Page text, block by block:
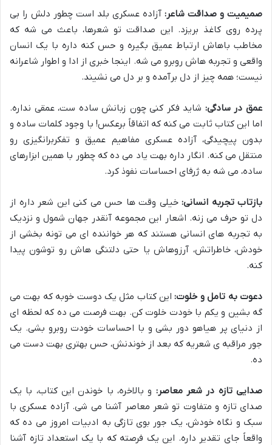
صمیمیت و صداقت شاعر: آزاده عسکری بلد است چطور دلش را بی
پرده روی کاغذ بریزد. این صداقت تو شعرها، باعث می شه که
مخاطب باهاش ارتباط عمیق بگیره و حس کنه داره با یک انسان
واقعی و تجربه هاش روبرو می شه. اینجا خبری از ادا و اطوار شاعرانه
نیست؛ همه چیز از دل برآمده و بر دل می نشیند.
عمق در سادگی: شاید فکر کنی چون زبانش ساده ست، عمقی نداره.
اما این کتاب ثابت می کنه که اتفاقاً برعکس! با وجود کلمات ساده و
بدون پیچیدگی، آزاده عسکری مفاهیم عمیق و تفکربرانگیزی رو
منتقل می کنه. انگار داره بهت یاد می ده که چطور با همین ابزارهای
ساده، می شه به ژرفای احساسات نفوذ کرد.
بازتاب تجربه انسانی: خیلی وقت ها حس می کنی این شعر داره از
دل تو حرف می زنه. اشعار این مجموعه آنقدر جهان شمول و نزدیک
به تجربه های انسانی هستند که هر خواننده ای می تونه بخشی از
خودش، خاطراتش، آرزوهاش یا حتی دلتنگی هاش رو توشون پیدا
کنه.
دعوت به تامل و خلوت:این کتاب مثل یک دوست خوبه که بهت می
گه بشین و یکم با خودت خلوت کن. بهت فرصت می ده که لحظه ای
از دنیای پر هیاهو دور بشی و با احساسات خودت روبرو بشی. یک
جور مراقبه ی شعریه که بعد از خوندنش، حس بهتری بهت دست می
ده.
صدایی تازه در شعر معاصر: و بالاخره، با خوندن این کتاب، با یک
صدای تازه و متفاوت تو شعر معاصر آشنا می شی. آزاده عسکری با
سبک و نگاه خودش، یک جور بوی تازگی به ادبیات امروز می ده که
واقعاً جای تقدیر داره. این یک فرصته که با یک استعداد تازه آشنا